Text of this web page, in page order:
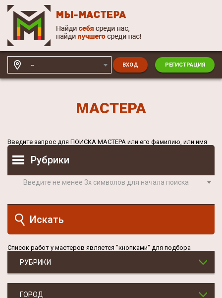
-- ВХОД РЕГИСТРАЦИЯ
МАСТЕРА
Введите запрос для ПОИСКА МАСТЕРА или его фамилию, или имя
Рубрики
Введите не менее 3х символов для начала поиска
Список работ у мастеров является "кнопками" для подбора
РУБРИКИ
ГОРОД